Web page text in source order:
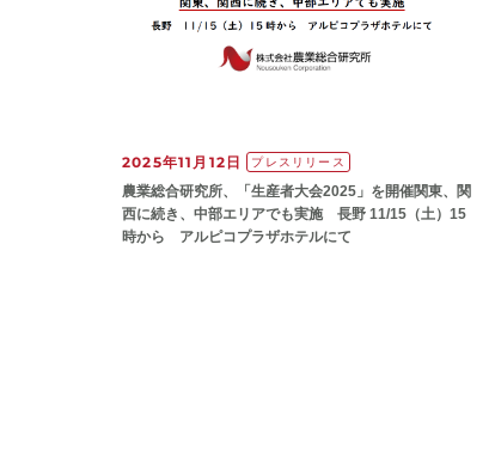
2025年11月12日 プレスリリース
農業総合研究所、「生産者大会2025」を開催関東、関
西に続き、中部エリアでも実施 長野 11/15（土）15
時から アルピコプラザホテルにて